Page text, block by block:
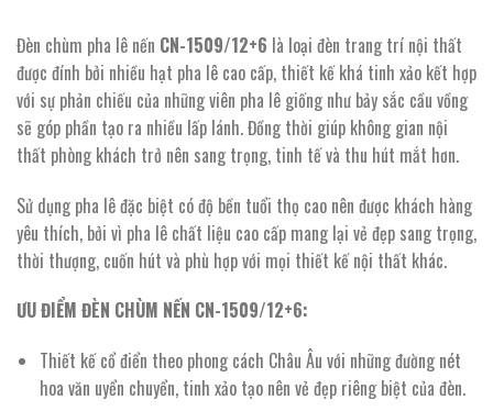
Đèn chùm pha lê nến CN-1509/12+6 là loại đèn trang trí nội thất
được đính bởi nhiều hạt pha lê cao cấp, thiết kế khá tinh xảo kết hợp
với sự phản chiếu của những viên pha lê giống như bảy sắc cầu vồng
sẽ góp phần tạo ra nhiều lấp lánh. Đồng thời giúp không gian nội
thất phòng khách trở nên sang trọng, tinh tế và thu hút mắt hơn.
Sử dụng pha lê đặc biệt có độ bền tuổi thọ cao nên được khách hàng
yêu thích, bởi vì pha lê chất liệu cao cấp mang lại vẻ đẹp sang trọng,
thời thượng, cuốn hút và phù hợp với mọi thiết kế nội thất khác.
ƯU ĐIỂM ĐÈN CHÙM NẾN CN-1509/12+6:
Thiết kế cổ điển theo phong cách Châu Âu với những đường nét
hoa văn uyển chuyển, tinh xảo tạo nên vẻ đẹp riêng biệt của đèn.